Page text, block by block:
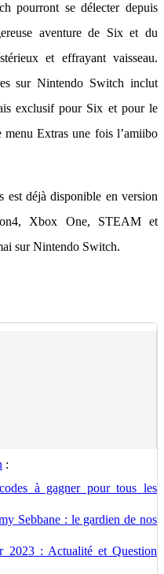
pourront se délecter depuis
aventure de Six et du
et effrayant vaisseau.
sur Nintendo Switch inclut
exclusif pour Six et pour le
Extras une fois l’amiibo
est déjà disponible en version
Xbox One, STEAM et
sur Nintendo Switch.
:
à gagner pour tous les
Sebbane : le gardien de nos
2023 : Actualité et Question